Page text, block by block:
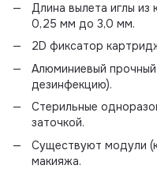
Длина вылета иглы из
0,25 мм до 3,0 мм.
2D фиксатор
Алюминиевый
дезинфекцию).
Стерильные
заточкой.
Существуют модули
макияжа.